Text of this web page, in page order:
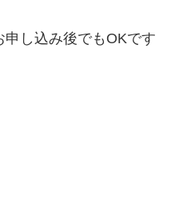
申し込み後でもOKです